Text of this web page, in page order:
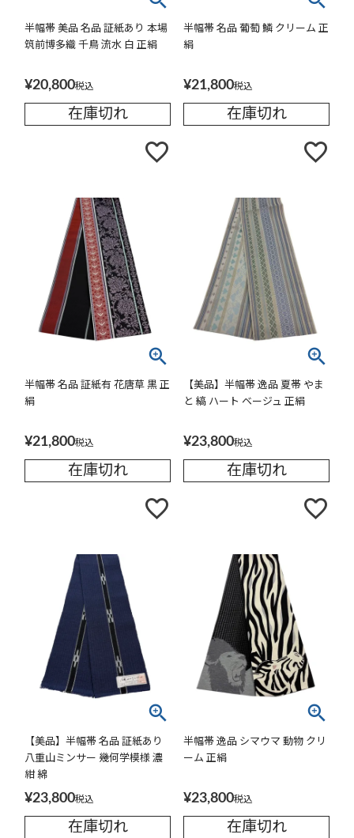
半幅帯 美品 名品 証紙あり 本場
筑前博多織 千鳥 流水 白 正絹
¥20,800税込
在庫切れ
半幅帯 名品 葡萄 鱗 クリーム 正
絹
¥21,800税込
在庫切れ
半幅帯 名品 証紙有 花唐草 黒 正
絹
¥21,800税込
在庫切れ
【美品】半幅帯 逸品 夏帯 やま
と 縞 ハート ベージュ 正絹
¥23,800税込
在庫切れ
【美品】半幅帯 名品 証紙あり
八重山ミンサー 幾何学模様 濃
紺 綿
¥23,800税込
在庫切れ
半幅帯 逸品 シマウマ 動物 クリ
ーム 正絹
¥23,800税込
在庫切れ